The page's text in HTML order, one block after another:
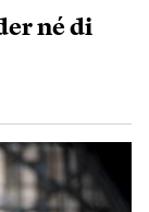
né di